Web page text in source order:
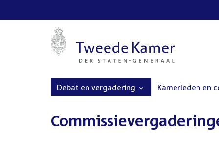
Debat en vergadering Kamerleden en